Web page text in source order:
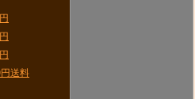
送料